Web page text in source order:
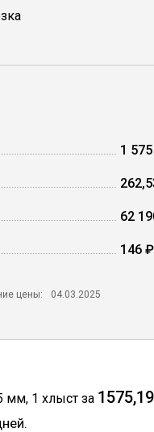
сваи
абразивные
гибочные изделия
1
62
146 ₽
цены: 04.03.2025
мм, 1 хлыст за 1575,19